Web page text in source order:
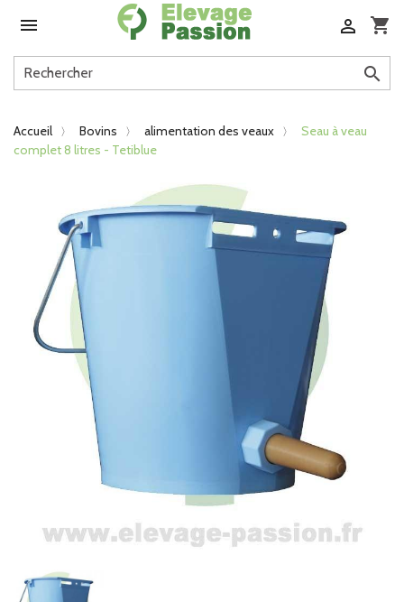
 shopping_cart


Accueil Bovins alimentation des veaux
Seau à veau
complet 8 litres - Tetiblue